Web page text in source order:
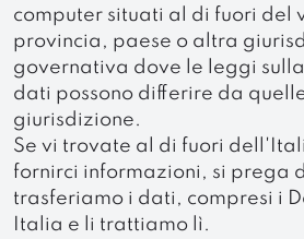
computer situati al di fuori del
provincia, paese o altra
governativa dove le leggi
dati possono differire da
giurisdizione.
Se vi trovate al di fuori
fornirci informazioni, si prega
trasferiamo i dati, compresi i
Italia e li trattiamo lì.